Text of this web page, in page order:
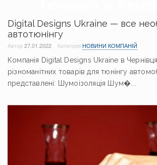
Digital Designs Ukraine — все
автотюнінгу
Автор27.01.2022 КатегоріяНОВИНИ КОМПАНІЙ
Компанія Digital Designs Ukraine в
різноманітних товарів для тюнінгу
представлені: Шумоізоляція Шум�...